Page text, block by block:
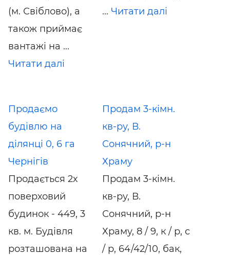
(м. Свіблово), а
також приймає
вантажі на ...
Читати далі
... Читати далі
Продаємо
будівлю на
ділянці 0, 6 га
Чернігів
Продається 2х
поверховий
будинок - 449, 3
кв. м. Будівля
розташована на
Продам 3-кімн.
кв-ру, В.
Сонячний, р-н
Храму
Продам 3-кімн.
кв-ру, В.
Сонячний, р-н
Храму, 8 / 9, к / р, с
/ р, 64/42/10, бак,